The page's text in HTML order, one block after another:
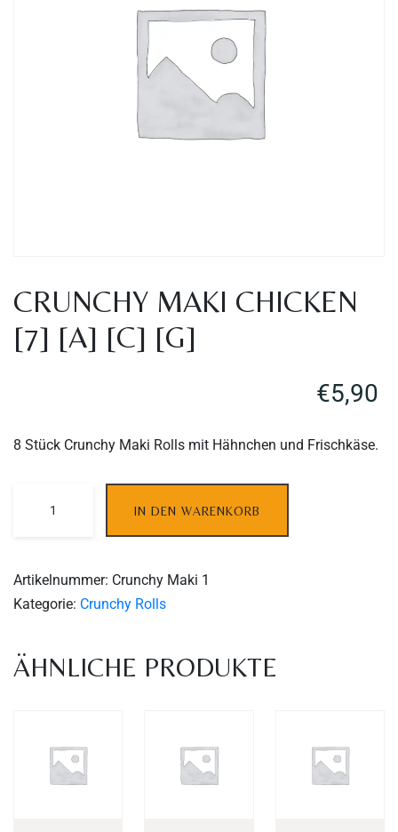
CRUNCHY MAKI CHICKEN
[7] [A] [C] [G]
5,90
€
8 Stück Crunchy Maki Rolls mit Hähnchen und Frischkäse.
IN DEN WARENKORB
Artikelnummer: Crunchy Maki 1
Kategorie: Crunchy Rolls
ÄHNLICHE PRODUKTE